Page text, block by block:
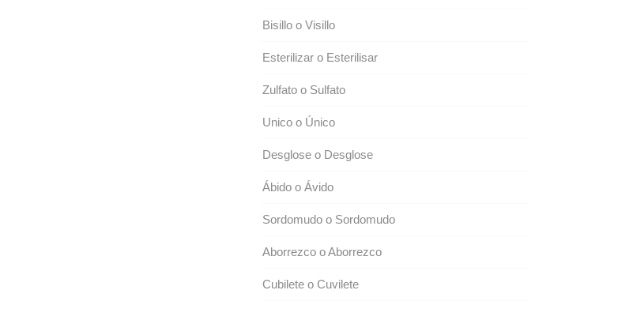
Bisillo o Visillo
Esterilizar o Esterilisar
Zulfato o Sulfato
Unico o Único
Desglose o Desglose
Ábido o Ávido
Sordomudo o Sordomudo
Aborrezco o Aborrezco
Cubilete o Cuvilete